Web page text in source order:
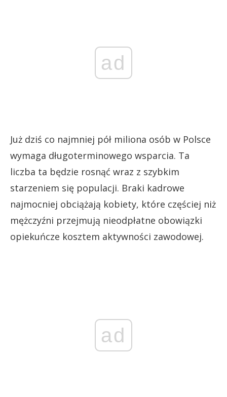
ad
Już dziś co najmniej pół miliona osób w Polsce
wymaga długoterminowego wsparcia. Ta
liczba ta będzie rosnąć wraz z szybkim
starzeniem się populacji. Braki kadrowe
najmocniej obciążają kobiety, które częściej niż
mężczyźni przejmują nieodpłatne obowiązki
opiekuńcze kosztem aktywności zawodowej.
ad